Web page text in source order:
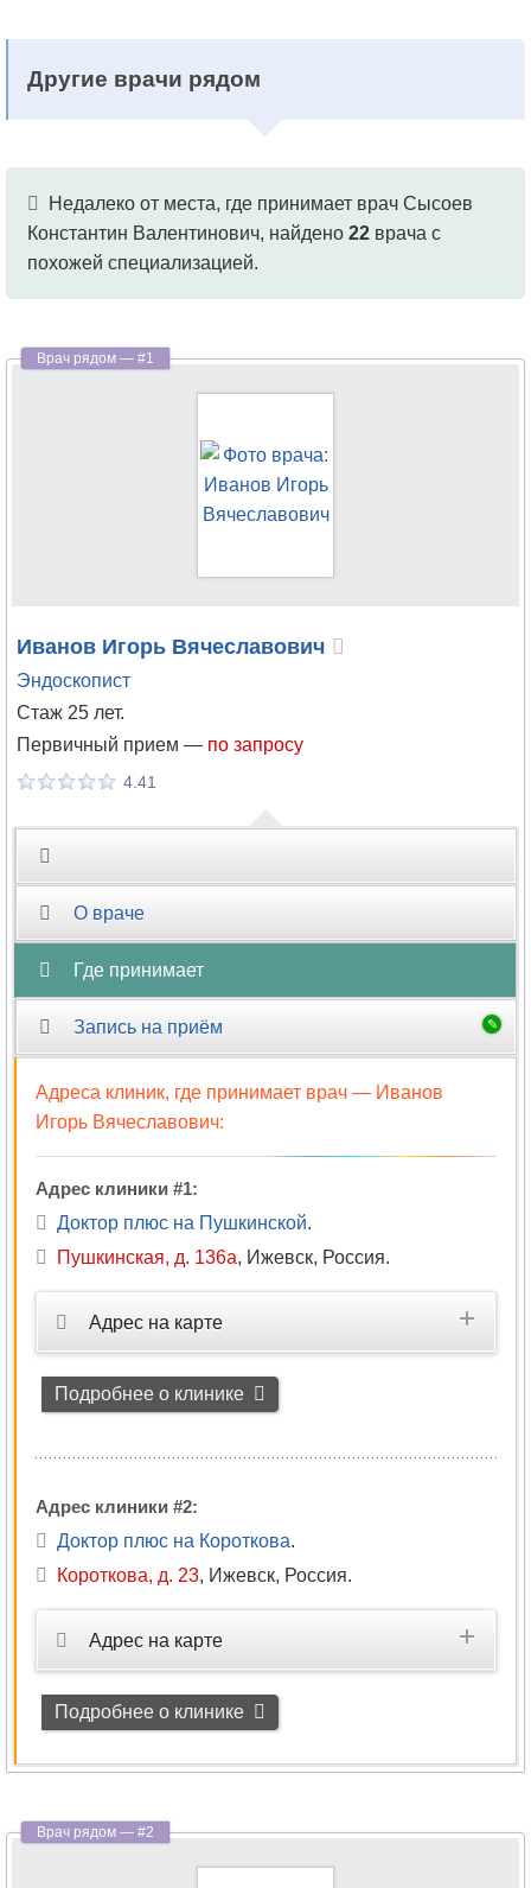
Другие врачи рядом
Недалеко от места, где принимает врач Сысоев
Константин Валентинович, найдено 22 врача с
похожей специализацией.
Иванов Игорь Вячеславович
Эндоскопист
Стаж 25 лет.
Первичный прием — по запросу
4.41
О враче
Где принимает
Запись на приём
Адреса клиник, где принимает врач — Иванов
Игорь Вячеславович:
Адрес клиники #1:
Доктор плюс на Пушкинской.
Пушкинская, д. 136а, Ижевск, Россия.
Адрес на карте
Подробнее о клинике
Адрес клиники #2:
Доктор плюс на Короткова.
Короткова, д. 23, Ижевск, Россия.
Адрес на карте
Подробнее о клинике